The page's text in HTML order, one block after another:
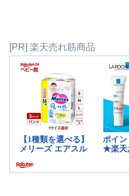
[PR] 楽天売れ筋商品